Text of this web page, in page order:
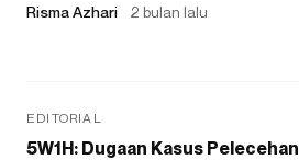
Risma Azhari 2 bulan lalu
EDITORIAL
5W1H: Dugaan Kasus Pelecehan